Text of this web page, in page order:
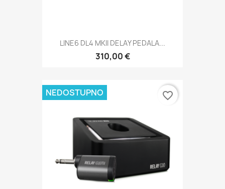
LINE6 DL4 MKII DELAY PEDALA...
310,00 €
NEDOSTUPNO favorite_border